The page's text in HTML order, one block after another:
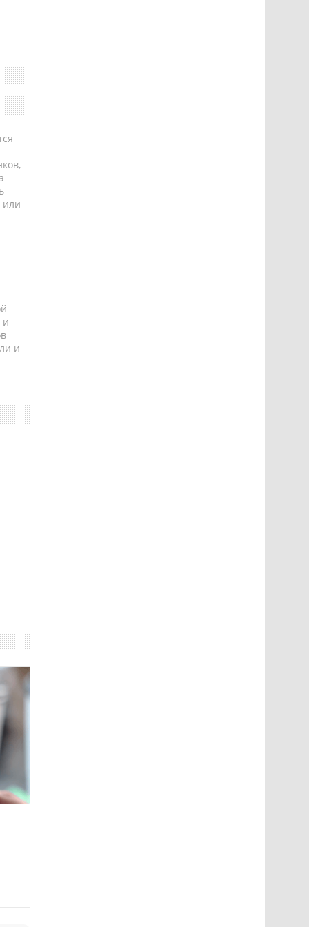
или
и
и